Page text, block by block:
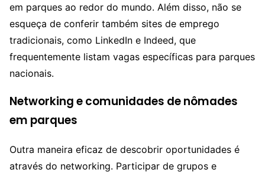
em parques ao redor do mundo. Além disso, não se
esqueça de conferir também sites de emprego
tradicionais, como LinkedIn e Indeed, que
frequentemente listam vagas específicas para parques
nacionais.
Networking e comunidades de nômades
em parques
Outra maneira eficaz de descobrir oportunidades é
através do networking. Participar de grupos e